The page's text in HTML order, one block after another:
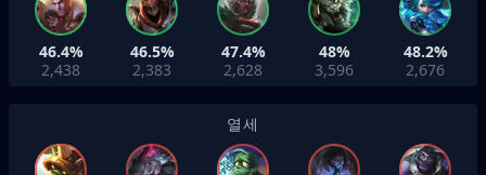
46.4%
2,438
46.5%
2,383
47.4%
2,628
48%
3,596
48.2%
2,676
열세